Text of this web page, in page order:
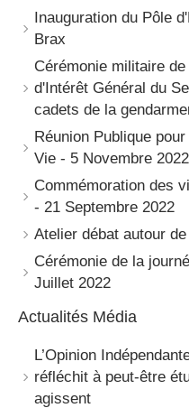
Inauguration du Pôle
Brax
Cérémonie militaire
d'Intérêt Général du
cadets de la
Réunion Publique
Vie - 5 Novembre 2022
Commémoration des
- 21 Septembre 2022
Atelier débat autour
Cérémonie de la
Juillet 2022
Actualités Média
L’Opinion
réfléchit à peut-être
agissent